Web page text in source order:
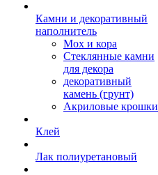
Камни и декоративный
наполнитель
Мох и кора
Стеклянные камни
для декора
декоративный
камень (грунт)
Акриловые крошки
Клей
Лак полиуретановый